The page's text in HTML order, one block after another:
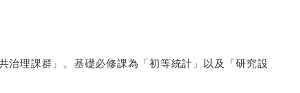
治理課群」。基礎必修課為「初等統計」以及「研究設